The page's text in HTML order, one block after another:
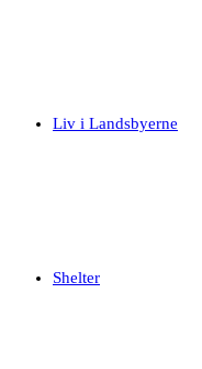
Liv i Landsbyerne
Shelter